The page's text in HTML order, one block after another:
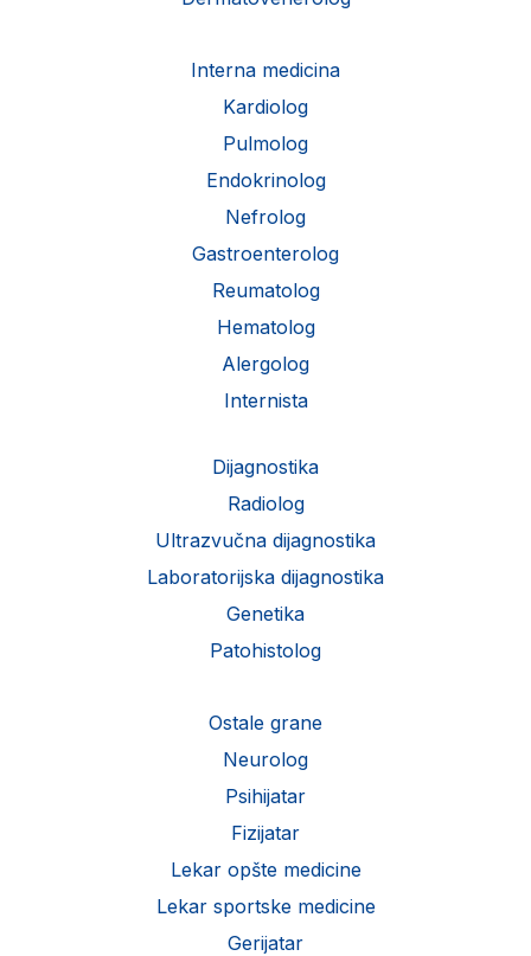
Interna medicina
Kardiolog
Pulmolog
Endokrinolog
Nefrolog
Gastroenterolog
Reumatolog
Hematolog
Alergolog
Internista
Dijagnostika
Radiolog
Ultrazvučna dijagnostika
Laboratorijska dijagnostika
Genetika
Patohistolog
Ostale grane
Neurolog
Psihijatar
Fizijatar
Lekar opšte medicine
Lekar sportske medicine
Gerijatar